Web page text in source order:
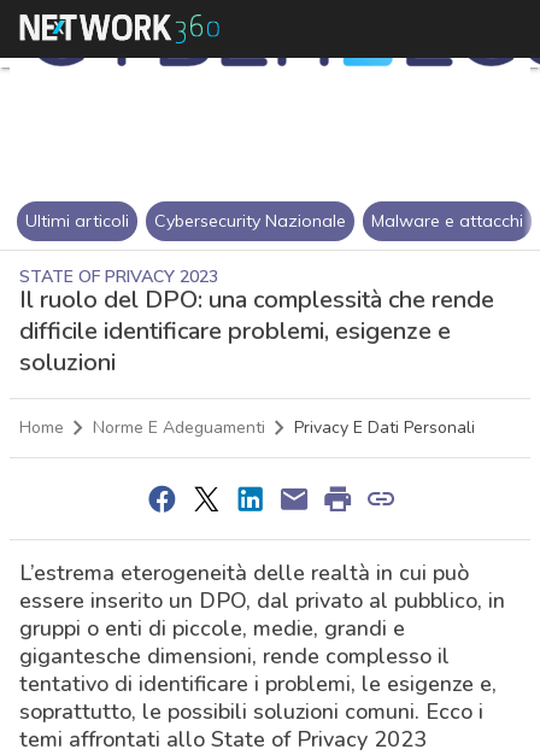
Ultimi articoli Cybersecurity Nazionale Malware e attacchi
STATE OF PRIVACY 2023
Il ruolo del DPO: una complessità che rende
difficile identificare problemi, esigenze e
soluzioni
Home Norme E Adeguamenti Privacy E Dati Personali
L’estrema eterogeneità delle realtà in cui può
essere inserito un DPO, dal privato al pubblico, in
gruppi o enti di piccole, medie, grandi e
gigantesche dimensioni, rende complesso il
tentativo di identificare i problemi, le esigenze e,
soprattutto, le possibili soluzioni comuni. Ecco i
temi affrontati allo State of Privacy 2023